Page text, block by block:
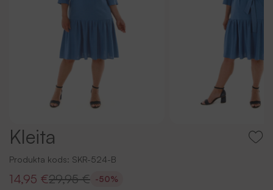
Kleita
Produkta kods: SKR-524-B
14,95 €29,95 € -50%